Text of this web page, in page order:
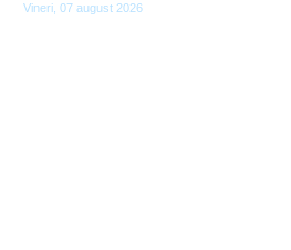
Vineri, 07 august 2026